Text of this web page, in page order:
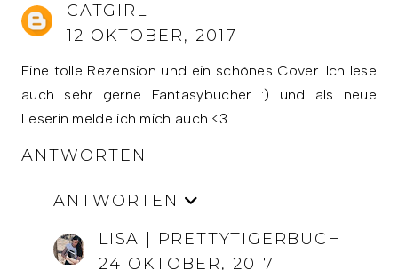
CATGIRL
12 OKTOBER, 2017
Eine tolle Rezension und ein schönes Cover. Ich lese
auch sehr gerne Fantasybücher :) und als neue
Leserin melde ich mich auch <3
ANTWORTEN
ANTWORTEN
LISA | PRETTYTIGERBUCH
24 OKTOBER, 2017